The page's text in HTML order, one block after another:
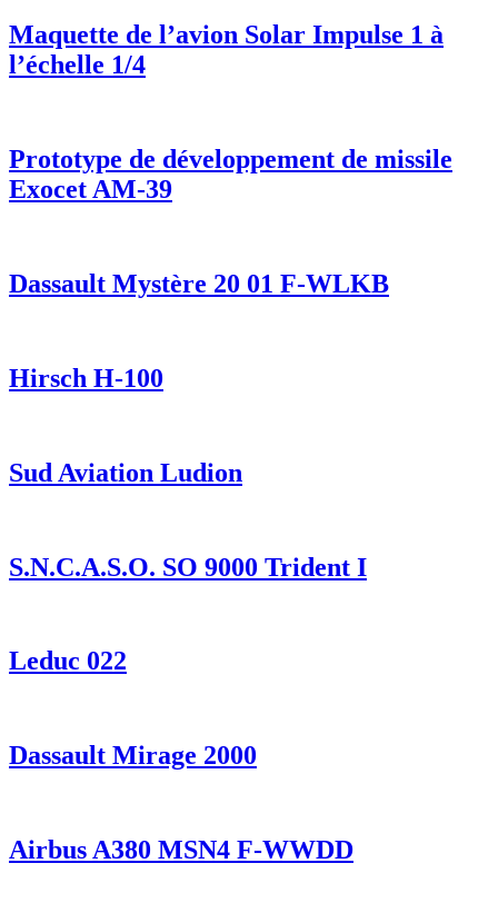
Maquette de l’avion Solar Impulse 1 à
l’échelle 1/4
Prototype de développement de missile
Exocet AM-39
Dassault Mystère 20 01 F-WLKB
Hirsch H-100
Sud Aviation Ludion
S.N.C.A.S.O. SO 9000 Trident I
Leduc 022
Dassault Mirage 2000
Airbus A380 MSN4 F-WWDD